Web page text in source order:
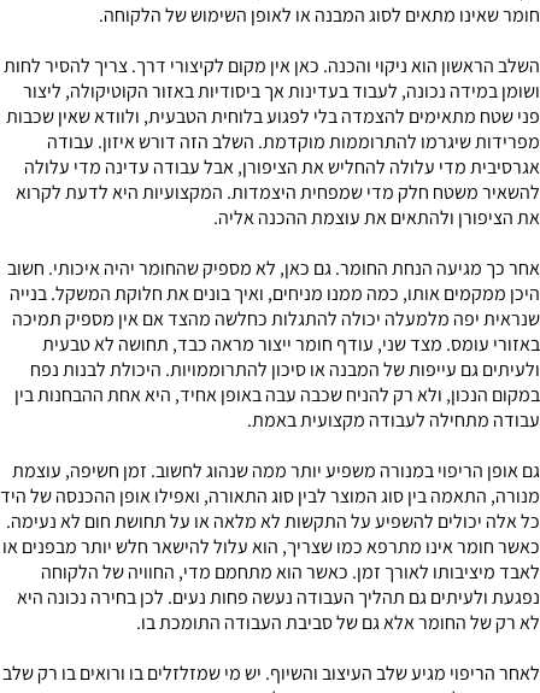
חומר שאינו מתאים לסוג המבנה או לאופן השימוש של הלקוחה.
השלב הראשון הוא ניקוי והכנה. כאן אין מקום לקיצורי דרך. צריך להסיר לחות
ושומן במידה נכונה, לעבוד בעדינות אך ביסודיות באזור הקוטיקולה, ליצור
פני שטח מתאימים להצמדה בלי לפגוע בלוחית הטבעית, ולוודא שאין שכבות
מפרידות שיגרמו להתרוממות מוקדמת. השלב הזה דורש איזון. עבודה
אגרסיבית מדי עלולה להחליש את הציפורן, אבל עבודה עדינה מדי עלולה
להשאיר משטח חלק מדי שמפחית היצמדות. המקצועיות היא לדעת לקרוא
את הציפורן ולהתאים את עוצמת ההכנה אליה.
אחר כך מגיעה הנחת החומר. גם כאן, לא מספיק שהחומר יהיה איכותי. חשוב
היכן ממקמים אותו, כמה ממנו מניחים, ואיך בונים את חלוקת המשקל. בנייה
שנראית יפה מלמעלה יכולה להתגלות כחלשה מהצד אם אין מספיק תמיכה
באזורי עומס. מצד שני, עודף חומר ייצור מראה כבד, תחושה לא טבעית
ולעיתים גם עייפות של המבנה או סיכון להתרוממויות. היכולת לבנות נפח
במקום הנכון, ולא רק להניח שכבה עבה באופן אחיד, היא אחת ההבחנות בין
עבודה מתחילה לעבודה מקצועית באמת.
גם אופן הריפוי במנורה משפיע יותר ממה שנהוג לחשוב. זמן חשיפה, עוצמת
מנורה, התאמה בין סוג המוצר לבין סוג התאורה, ואפילו אופן ההכנסה של היד
כל אלה יכולים להשפיע על התקשות לא מלאה או על תחושת חום לא נעימה.
כאשר חומר אינו מתרפא כמו שצריך, הוא עלול להישאר חלש יותר מבפנים או
לאבד מיציבותו לאורך זמן. כאשר הוא מתחמם מדי, החוויה של הלקוחה
נפגעת ולעיתים גם תהליך העבודה נעשה פחות נעים. לכן בחירה נכונה היא
לא רק של החומר אלא גם של סביבת העבודה התומכת בו.
לאחר הריפוי מגיע שלב העיצוב והשיוף. יש מי שמזלזלים בו ורואים בו רק שלב